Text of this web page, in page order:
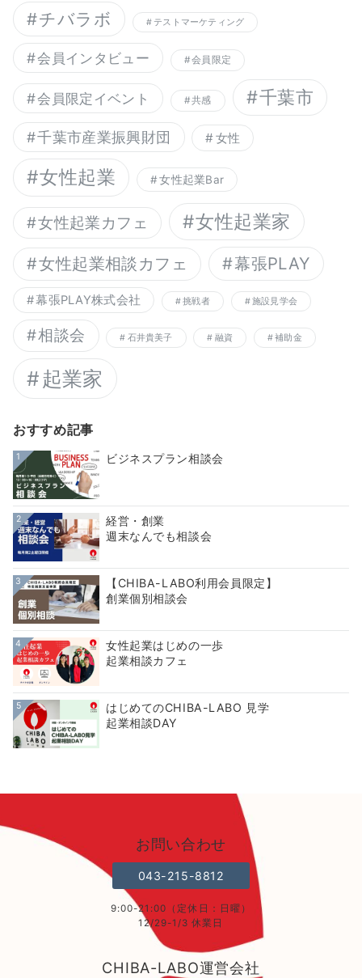
チバラボ テストマーケティング
会員インタビュー 会員限定
会員限定イベント 共感 千葉市
千葉市産業振興財団 女性
女性起業 女性起業Bar
女性起業カフェ 女性起業家
女性起業相談カフェ 幕張PLAY
幕張PLAY株式会社 挑戦者 施設見学会
相談会 石井貴美子 融資 補助金
起業家
おすすめ記事
1 ビジネスプラン相談会
2
経営・創業
週末なんでも相談会
3
【CHIBA-LABO利用会員限定】
創業個別相談会
4
女性起業はじめの一歩
起業相談カフェ
5
はじめてのCHIBA-LABO 見学
起業相談DAY
お問い合わせ
043-215-8812
9:00-21:00（定休日：日曜）
12/29-1/3 休業日
CHIBA-LABO運営会社